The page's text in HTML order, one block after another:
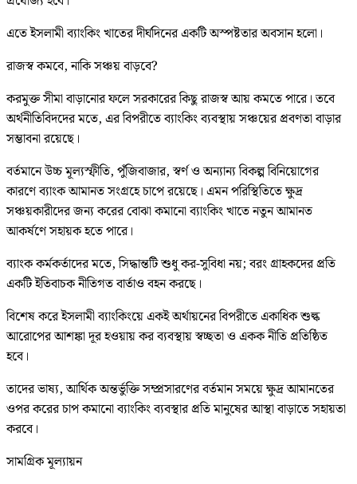
এতে ইসলামী ব্যাংকিং খাতের দীর্ঘদিনের একটি অস্পষ্টতার অবসান হলো।
রাজস্ব কমবে, নাকি সঞ্চয় বাড়বে?
করমুক্ত সীমা বাড়ানোর ফলে সরকারের কিছু রাজস্ব আয় কমতে পারে। তবে
অর্থনীতিবিদদের মতে, এর বিপরীতে ব্যাংকিং ব্যবস্থায় সঞ্চয়ের প্রবণতা বাড়ার
সম্ভাবনা রয়েছে।
বর্তমানে উচ্চ মূল্যস্ফীতি, পুঁজিবাজার, স্বর্ণ ও অন্যান্য বিকল্প বিনিয়োগের
কারণে ব্যাংক আমানত সংগ্রহে চাপে রয়েছে। এমন পরিস্থিতিতে ক্ষুদ্র
সঞ্চয়কারীদের জন্য করের বোঝা কমানো ব্যাংকিং খাতে নতুন আমানত
আকর্ষণে সহায়ক হতে পারে।
ব্যাংক কর্মকর্তাদের মতে, সিদ্ধান্তটি শুধু কর-সুবিধা নয়; বরং গ্রাহকদের প্রতি
একটি ইতিবাচক নীতিগত বার্তাও বহন করছে।
বিশেষ করে ইসলামী ব্যাংকিংয়ে একই অর্থায়নের বিপরীতে একাধিক শুল্ক
আরোপের আশঙ্কা দূর হওয়ায় কর ব্যবস্থায় স্বচ্ছতা ও একক নীতি প্রতিষ্ঠিত
হবে।
তাদের ভাষ্য, আর্থিক অন্তর্ভুক্তি সম্প্রসারণের বর্তমান সময়ে ক্ষুদ্র আমানতের
ওপর করের চাপ কমানো ব্যাংকিং ব্যবস্থার প্রতি মানুষের আস্থা বাড়াতে সহায়তা
করবে।
সামগ্রিক মূল্যায়ন